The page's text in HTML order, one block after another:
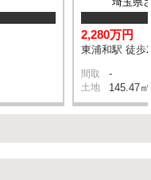
2,280万円
東浦和駅 徒歩
間取 -
土地 145.47㎡